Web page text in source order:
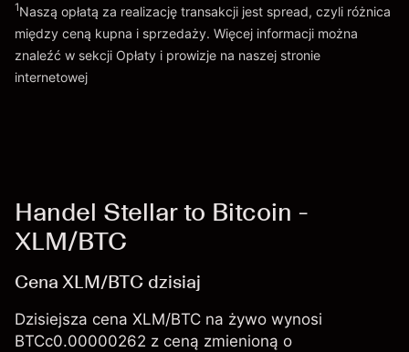
Idź do platformy
Środki z dźwigni ~1,000
Idź do platformy
Opłaty i Prowizje
1Naszą opłatą za realizację transakcji jest spread, czyli różnica
między ceną kupna i sprzedaży. Więcej informacji można
znaleźć w sekcji Opłaty i prowizje na naszej stronie
internetowej
Handel Stellar to Bitcoin -
XLM/BTC
Cena XLM/BTC dzisiaj
Dzisiejsza cena XLM/BTC na żywo wynosi
BTCc0.00000262 z ceną zmienioną o